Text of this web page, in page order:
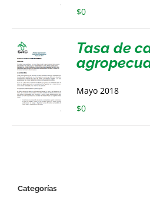
$0
Tasa de
Mayo 2018
$0
Categorías